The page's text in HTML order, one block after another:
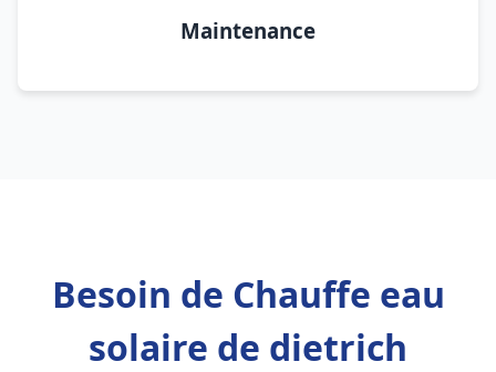
Maintenance
Besoin de Chauffe eau
solaire de dietrich